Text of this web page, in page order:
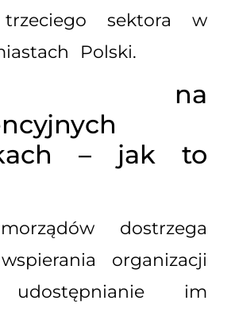
sektora w
Polski.
na
– jak to
dostrzega
organizacji
udostępnianie im